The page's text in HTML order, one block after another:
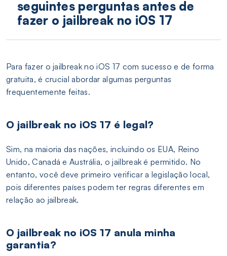
seguintes perguntas antes de
fazer o jailbreak no iOS 17
Para fazer o jailbreak no iOS 17 com sucesso e de forma
gratuita, é crucial abordar algumas perguntas
frequentemente feitas.
O jailbreak no iOS 17 é legal?
Sim, na maioria das nações, incluindo os EUA, Reino
Unido, Canadá e Austrália, o jailbreak é permitido. No
entanto, você deve primeiro verificar a legislação local,
pois diferentes países podem ter regras diferentes em
relação ao jailbreak.
O jailbreak no iOS 17 anula minha
garantia?